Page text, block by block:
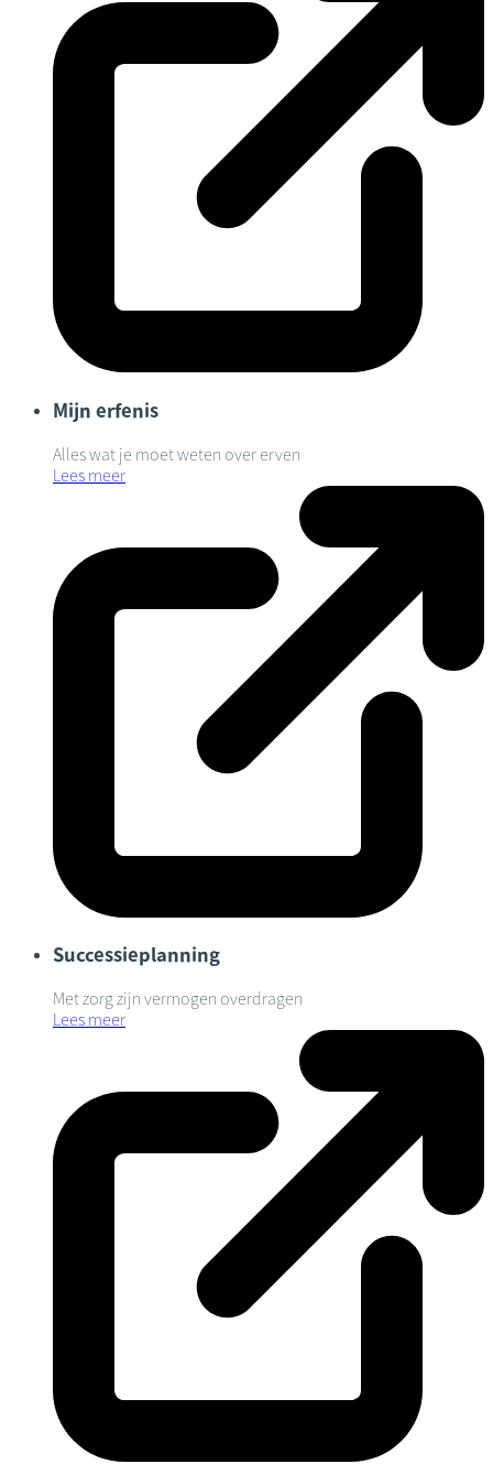
Mijn erfenis
Alles wat je moet weten over erven
Lees meer
Successieplanning
Met zorg zijn vermogen overdragen
Lees meer